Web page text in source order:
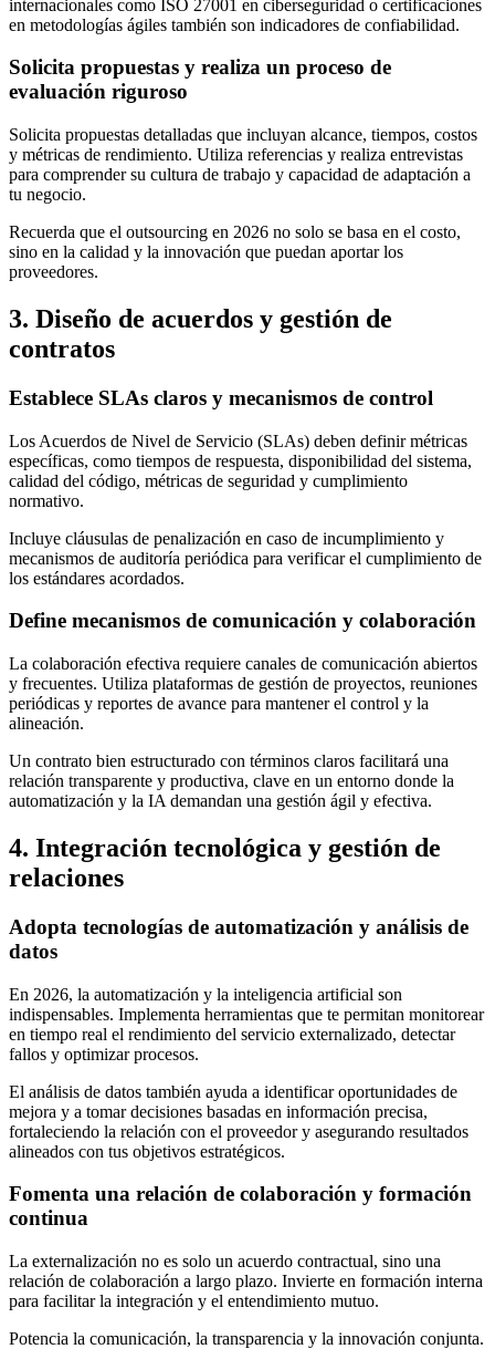
internacionales como ISO 27001 en ciberseguridad o certificaciones
en metodologías ágiles también son indicadores de confiabilidad.
Solicita propuestas y realiza un proceso de
evaluación riguroso
Solicita propuestas detalladas que incluyan alcance, tiempos, costos
y métricas de rendimiento. Utiliza referencias y realiza entrevistas
para comprender su cultura de trabajo y capacidad de adaptación a
tu negocio.
Recuerda que el outsourcing en 2026 no solo se basa en el costo,
sino en la calidad y la innovación que puedan aportar los
proveedores.
3. Diseño de acuerdos y gestión de
contratos
Establece SLAs claros y mecanismos de control
Los Acuerdos de Nivel de Servicio (SLAs) deben definir métricas
específicas, como tiempos de respuesta, disponibilidad del sistema,
calidad del código, métricas de seguridad y cumplimiento
normativo.
Incluye cláusulas de penalización en caso de incumplimiento y
mecanismos de auditoría periódica para verificar el cumplimiento de
los estándares acordados.
Define mecanismos de comunicación y colaboración
La colaboración efectiva requiere canales de comunicación abiertos
y frecuentes. Utiliza plataformas de gestión de proyectos, reuniones
periódicas y reportes de avance para mantener el control y la
alineación.
Un contrato bien estructurado con términos claros facilitará una
relación transparente y productiva, clave en un entorno donde la
automatización y la IA demandan una gestión ágil y efectiva.
4. Integración tecnológica y gestión de
relaciones
Adopta tecnologías de automatización y análisis de
datos
En 2026, la automatización y la inteligencia artificial son
indispensables. Implementa herramientas que te permitan monitorear
en tiempo real el rendimiento del servicio externalizado, detectar
fallos y optimizar procesos.
El análisis de datos también ayuda a identificar oportunidades de
mejora y a tomar decisiones basadas en información precisa,
fortaleciendo la relación con el proveedor y asegurando resultados
alineados con tus objetivos estratégicos.
Fomenta una relación de colaboración y formación
continua
La externalización no es solo un acuerdo contractual, sino una
relación de colaboración a largo plazo. Invierte en formación interna
para facilitar la integración y el entendimiento mutuo.
Potencia la comunicación, la transparencia y la innovación conjunta.